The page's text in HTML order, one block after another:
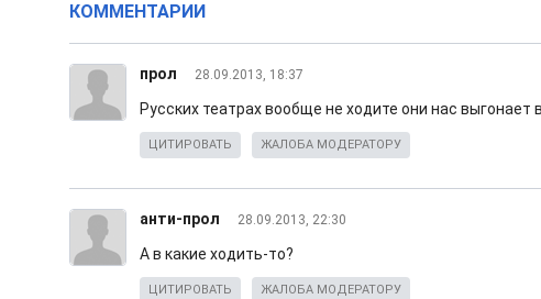
КОММЕНТАРИИ
прол 28.09.2013, 18:37
Русских театрах вообще не ходите они нас выгонает
ЦИТИРОВАТЬ ЖАЛОБА МОДЕРАТОРУ
анти-прол 28.09.2013, 22:30
А в какие ходить-то?
ЦИТИРОВАТЬ ЖАЛОБА МОДЕРАТОРУ